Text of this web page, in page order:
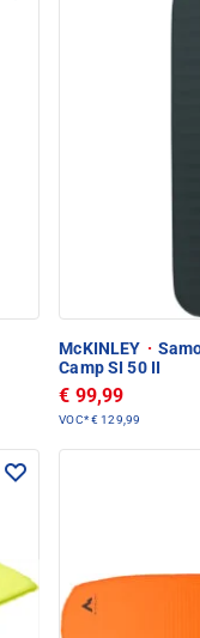
McKINLEY ·
Camp SI 50 II
€ 99,99
VOC*€ 129,99